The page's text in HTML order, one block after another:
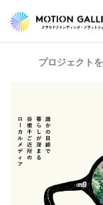
プロジェクト